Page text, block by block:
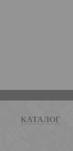
КАТАЛОГ